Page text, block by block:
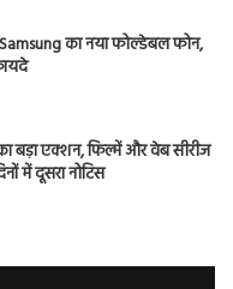
का नया फोल्डेबल फोन,
बड़ा एक्शन, फिल्में और वेब सीरीज
में दूसरा नोटिस